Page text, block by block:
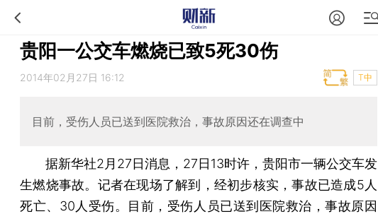
贵阳一公交车燃烧已致5死30伤
2014年02月27日 16:12 T中
目前，受伤人员已送到医院救治，事故原因还在调查中
据新华社2月27日消息，27日13时许，贵阳市一辆公交车发
生燃烧事故。记者在现场了解到，经初步核实，事故已造成5人
死亡、30人受伤。目前，受伤人员已送到医院救治，事故原因